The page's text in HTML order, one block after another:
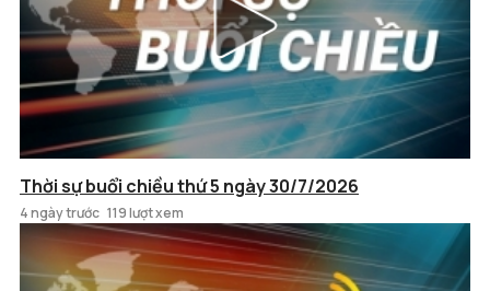
Thời sự buổi chiều thứ 5 ngày 30/7/2026
4 ngày trước 119 lượt xem